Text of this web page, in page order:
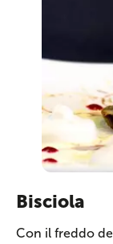
Bisciola
Con il freddo